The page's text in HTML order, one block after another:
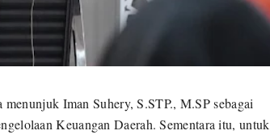
Iman Suhery, S.STP., M.SP sebagai
Keuangan Daerah. Sementara itu, untuk